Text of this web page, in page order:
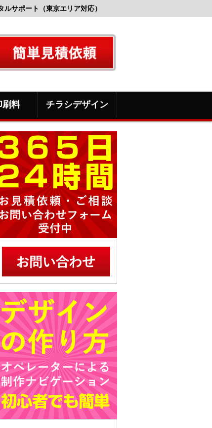
サポート（東京エリア対応）
刷料 チラシデザイン